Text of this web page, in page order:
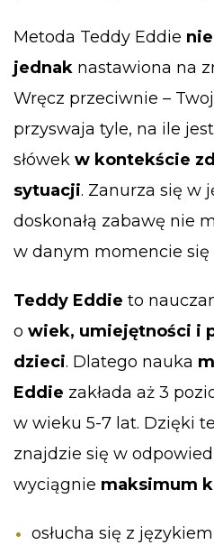
Metoda Teddy Eddie
jednak nastawiona na
Wręcz przeciwnie –
przyswaja tyle, na ile
słówek w kontekście
sytuacji. Zanurza się w
doskonałą zabawę nie
w danym momencie się
Teddy Eddie to
o wiek, umiejętności i
dzieci. Dlatego nauka
Eddie zakłada aż 3
w wieku 5-7 lat. Dzięki
znajdzie się w
wyciągnie maksimum
osłucha się z